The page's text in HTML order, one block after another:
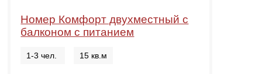
Номер Комфорт двухместный с
балконом с питанием
1-3 чел. 15 кв.м